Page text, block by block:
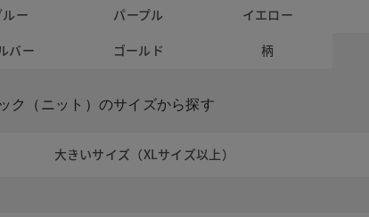
ルー
パープル イエロー
バー
ゴールド 柄
ク（ニット）のサイズから探す
大きいサイズ（XLサイズ以上）